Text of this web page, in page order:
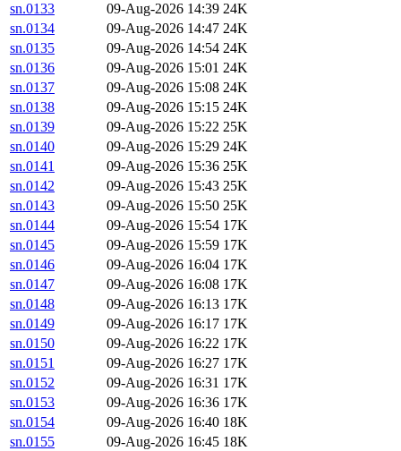
sn.0133
09-Aug-2026 14:39 24K
sn.0134
09-Aug-2026 14:47 24K
sn.0135
09-Aug-2026 14:54 24K
sn.0136
09-Aug-2026 15:01 24K
sn.0137
09-Aug-2026 15:08 24K
sn.0138
09-Aug-2026 15:15 24K
sn.0139
09-Aug-2026 15:22 25K
sn.0140
09-Aug-2026 15:29 24K
sn.0141
09-Aug-2026 15:36 25K
sn.0142
09-Aug-2026 15:43 25K
sn.0143
09-Aug-2026 15:50 25K
sn.0144
09-Aug-2026 15:54 17K
sn.0145
09-Aug-2026 15:59 17K
sn.0146
09-Aug-2026 16:04 17K
sn.0147
09-Aug-2026 16:08 17K
sn.0148
09-Aug-2026 16:13 17K
sn.0149
09-Aug-2026 16:17 17K
sn.0150
09-Aug-2026 16:22 17K
sn.0151
09-Aug-2026 16:27 17K
sn.0152
09-Aug-2026 16:31 17K
sn.0153
09-Aug-2026 16:36 17K
sn.0154
09-Aug-2026 16:40 18K
sn.0155
09-Aug-2026 16:45 18K